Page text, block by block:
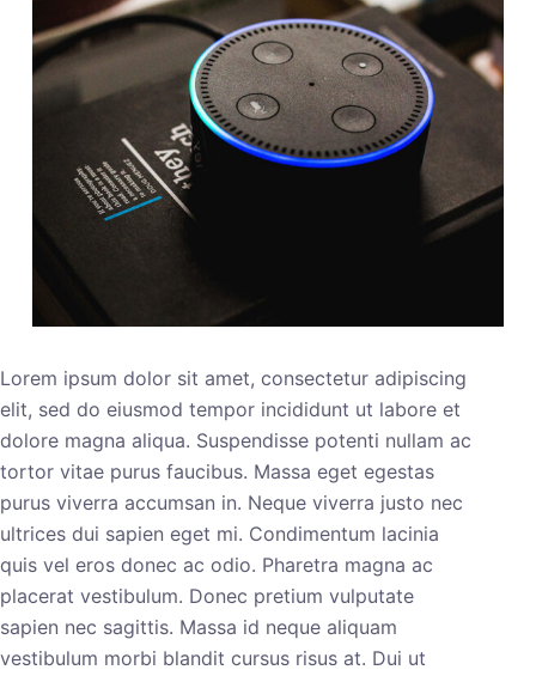
Lorem ipsum dolor sit amet, consectetur adipiscing
elit, sed do eiusmod tempor incididunt ut labore et
dolore magna aliqua. Suspendisse potenti nullam ac
tortor vitae purus faucibus. Massa eget egestas
purus viverra accumsan in. Neque viverra justo nec
ultrices dui sapien eget mi. Condimentum lacinia
quis vel eros donec ac odio. Pharetra magna ac
placerat vestibulum. Donec pretium vulputate
sapien nec sagittis. Massa id neque aliquam
vestibulum morbi blandit cursus risus at. Dui ut